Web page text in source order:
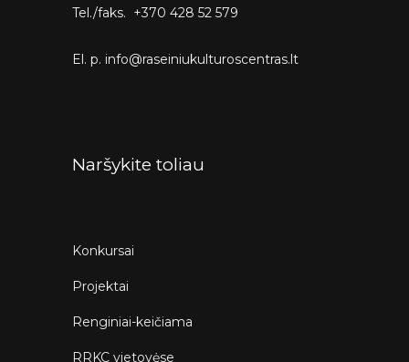
Tel./faks. +370 428 52 579
El. p. info@raseiniukulturoscentras.lt
Naršykite toliau
Konkursai
Projektai
Renginiai-keičiama
RRKC vietovėse